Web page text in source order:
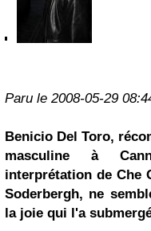
Paru le 2008-05-29
Benicio Del Toro,
masculine à
interprétation de Che
Soderbergh, ne
la joie qui l'a